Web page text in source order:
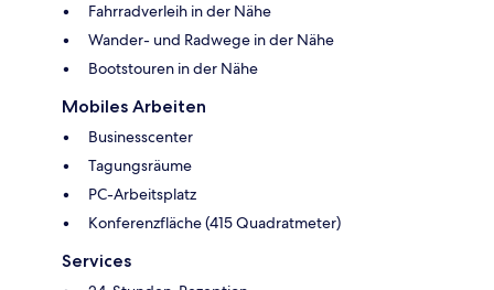
Fahrradverleih in der Nähe
Wander- und Radwege in der Nähe
Bootstouren in der Nähe
Mobiles Arbeiten
Businesscenter
Tagungsräume
PC-Arbeitsplatz
Konferenzfläche (415 Quadratmeter)
Services